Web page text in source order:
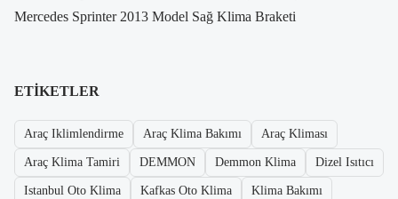
Mercedes Sprinter 2013 Model Sağ Klima Braketi
ETIKETLER
Araç Iklimlendirme Araç Klima Bakımı Araç Kliması
Araç Klima Tamiri DEMMON Demmon Klima Dizel Isıtıcı
Istanbul Oto Klima Kafkas Oto Klima Klima Bakımı